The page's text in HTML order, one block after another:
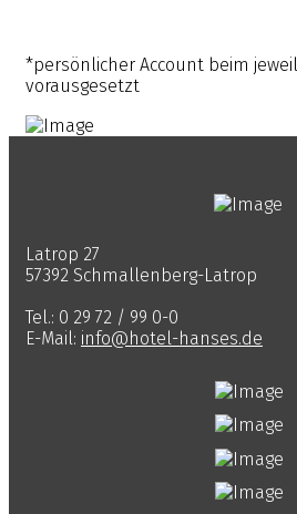
*persönlicher Account beim
vorausgesetzt
Latrop 27
57392 Schmallenberg-Latrop
Tel.: 0 29 72 / 99 0-0
E-Mail: info@hotel-hanses.de